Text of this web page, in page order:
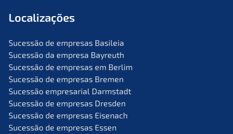
Locali­za­ções
Suces­são de empre­sas Basileia
Suces­são da empre­sa Bayreuth
Suces­são de empre­sas em Berlim
Suces­são de empre­sas Bremen
Suces­são empre­sa­ri­al Darmstadt
Suces­são de empre­sas Dresden
Suces­são de empre­sas Eisenach
Suces­são de empre­sas Essen